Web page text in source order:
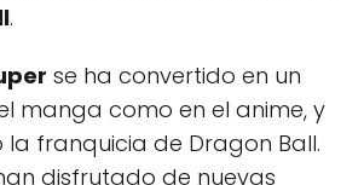
.
se ha convertido en un
manga como en el anime, y
franquicia de Dragon Ball.
disfrutado de nuevas